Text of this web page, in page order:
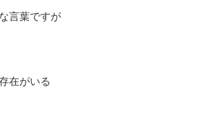
言葉ですが
在がいる